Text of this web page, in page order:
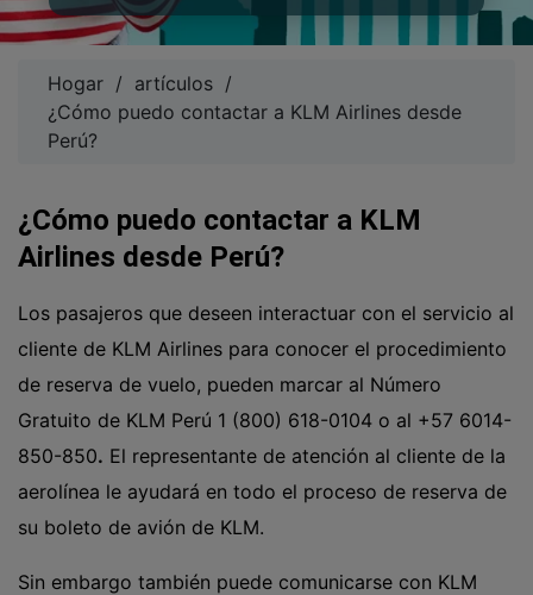
Hogar / artículos /
¿Cómo puedo contactar a KLM Airlines desde
Perú?
¿Cómo puedo contactar a KLM
Airlines desde Perú?
Los pasajeros que deseen interactuar con el servicio al
cliente de KLM Airlines para conocer el procedimiento
de reserva de vuelo, pueden marcar al Número
Gratuito de KLM Perú 1 (800) 618-0104 o al +57 6014-
850-850. El representante de atención al cliente de la
aerolínea le ayudará en todo el proceso de reserva de
su boleto de avión de KLM.
Sin embargo también puede comunicarse con KLM